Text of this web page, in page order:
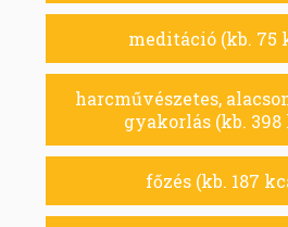
meditáció (kb. 75
harcművészetes,
gyakorlás (kb.
főzés (kb. 187